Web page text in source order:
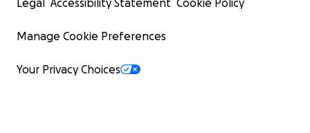
Legal Accessibility Statement Cookie Policy
Manage Cookie Preferences
Your Privacy Choices